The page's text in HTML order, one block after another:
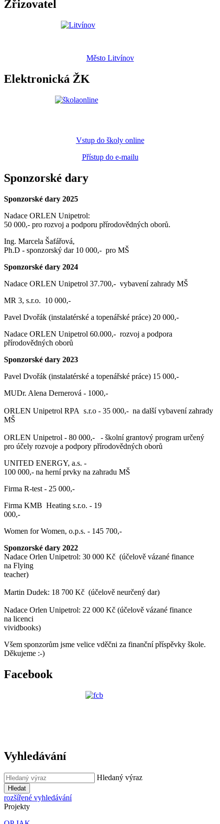
Zřizovatel
Město Litvínov
Elektronická ŽK
Vstup do školy online
Přístup do e-mailu
Sponzorské dary
Sponzorské dary 2025
Nadace ORLEN Unipetrol:
50 000,- pro rozvoj a podporu přírodovědných oborů.
Ing. Marcela Šafářová,
Ph.D - sponzorský dar 10 000,- pro MŠ
Sponzorské dary 2024
Nadace ORLEN Unipetrol 37.700,- vybavení zahrady MŠ
MR 3, s.r.o. 10 000,-
Pavel Dvořák (instalatérské a topenářské práce) 20 000,-
Nadace ORLEN Unipetrol 60.000,- rozvoj a podpora
přírodovědných oborů
Sponzorské dary 2023
Pavel Dvořák (instalatérské a topenářské práce) 15 000,-
MUDr. Alena Dernerová - 1000,-
ORLEN Unipetrol RPA s.r.o - 35 000,- na další vybavení zahrady
MŠ
ORLEN Unipetrol - 80 000,- - školní grantový program určený
pro účely rozvoje a podpory přírodovědných oborů
UNITED ENERGY, a.s. -
100 000,- na herní prvky na zahradu MŠ
Firma R-test - 25 000,-
Firma KMB Heating s.r.o. - 19
000,-
Women for Women, o.p.s. - 145 700,-
Sponzorské dary 2022
Nadace Orlen Unipetrol: 30 000 Kč (účelově vázané finance
na Flying
teacher)
Martin Dudek: 18 700 Kč (účelově neurčený dar)
Nadace Orlen Unipetrol: 22 000 Kč (účelově vázané finance
na licenci
vividbooks)
Všem sponzorům jsme velice vděčni za finanční příspěvky škole.
Děkujeme :-)
Facebook
Vyhledávání
Hledaný výraz
Hledat
rozšířené vyhledávání
Projekty